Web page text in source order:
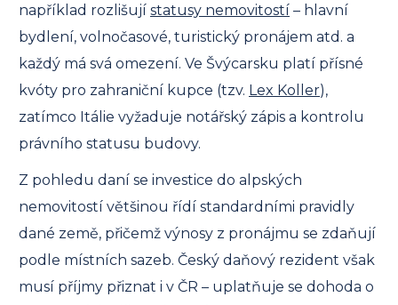
například rozlišují statusy nemovitostí – hlavní
bydlení, volnočasové, turistický pronájem atd. a
každý má svá omezení. Ve Švýcarsku platí přísné
kvóty pro zahraniční kupce (tzv. Lex Koller),
zatímco Itálie vyžaduje notářský zápis a kontrolu
právního statusu budovy.
Z pohledu daní se investice do alpských
nemovitostí většinou řídí standardními pravidly
dané země, přičemž výnosy z pronájmu se zdaňují
podle místních sazeb. Český daňový rezident však
musí příjmy přiznat i v ČR – uplatňuje se dohoda o